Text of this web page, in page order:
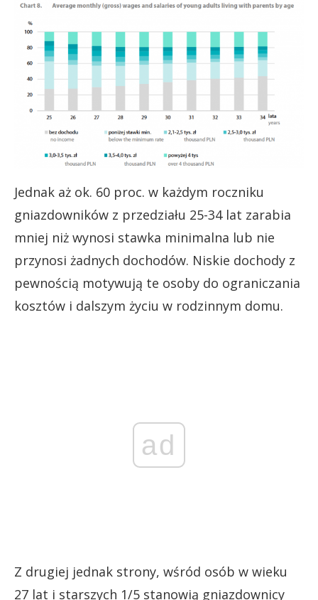
Jednak aż ok. 60 proc. w każdym roczniku
gniazdowników z przedziału 25-34 lat zarabia
mniej niż wynosi stawka minimalna lub nie
przynosi żadnych dochodów. Niskie dochody z
pewnością motywują te osoby do ograniczania
kosztów i dalszym życiu w rodzinnym domu.
ad
Z drugiej jednak strony, wśród osób w wieku
27 lat i starszych 1/5 stanowią gniazdownicy